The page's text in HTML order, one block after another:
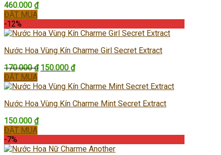
nhiều
biến
thể.
Các
tùy
chọn
có
thể
được
chọn
trên
trang
sản
phẩm
460.000 ₫
ĐẶT MUA
-12%
Nước Hoa Vùng Kín Charme Girl Secret Extract
170.000₫ Giá
là:
150.000 ₫Giá
tại
150.000 ₫.
ĐẶT MUA
Nước Hoa Vùng Kín Charme Mint Secret Extract
150.000 ₫
ĐẶT MUA
-7%